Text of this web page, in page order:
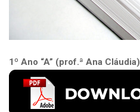
1º Ano “A” (prof.ª Ana Cláudia)